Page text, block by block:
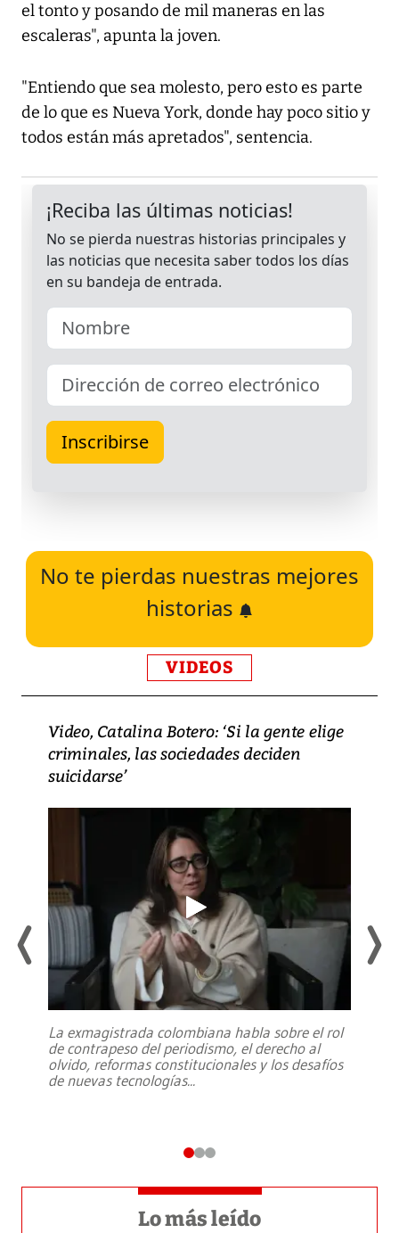
el tonto y posando de mil maneras en las
escaleras", apunta la joven.
"Entiendo que sea molesto, pero esto es parte
de lo que es Nueva York, donde hay poco sitio y
todos están más apretados", sentencia.
No te pierdas nuestras mejores
historias
VIDEOS
Video, Catalina Botero: ‘Si la gente elige
criminales, las sociedades deciden
suicidarse’
La exmagistrada colombiana habla sobre el rol
de contrapeso del periodismo, el derecho al
olvido, reformas constitucionales y los desafíos
de nuevas tecnologías...
Lo más leído